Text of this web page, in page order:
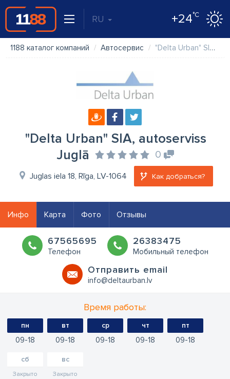
RU +24°C
1188 каталог компаний Автосервис "Delta Urban" SIA, autoserviss Juglā
"Delta Urban" SIA, autoserviss
Juglā
0
Juglas iela 18, Rīga, LV-1064 Как добраться?
Инфо Карта Фото Отзывы
67565695
Телефон
26383475
Мобильный телефон
Oтправить email
info@deltaurban.lv
Время работы:
пн
09 18
вт
09 18
ср
09 18
чт
09 18
пт
09 18
сб
Закрыто
вс
Закрыто